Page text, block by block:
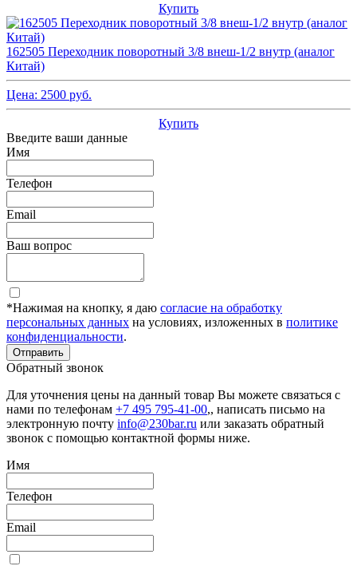
Купить
162505 Переходник поворотный 3/8 внеш-1/2 внутр (аналог
Китай)
Цена: 2500 руб.
Купить
Введите ваши данные
Имя
Телефон
Email
Ваш вопрос
*Нажимая на кнопку, я даю согласие на обработку
персональных данных на условиях, изложенных в политике
конфиденциальности.
Отправить
Обратный звонок
Для уточнения цены на данный товар Вы можете связаться с
нами по телефонам +7 495 795-41-00,, написать письмо на
электронную почту info@230bar.ru или заказать обратный
звонок с помощью контактной формы ниже.
Имя
Телефон
Email